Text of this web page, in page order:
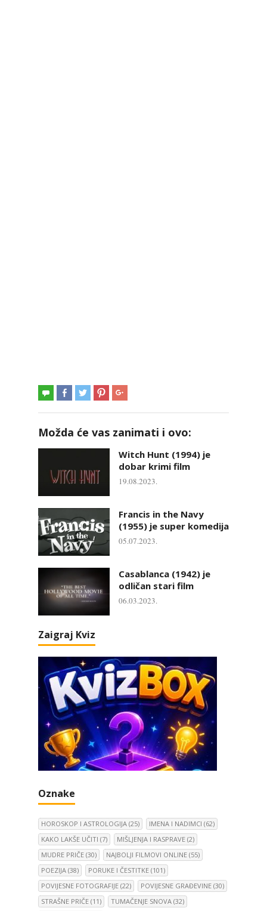
Možda će vas zanimati i ovo:
Witch Hunt (1994) je
dobar krimi film
19.08.2023.
Francis in the Navy
(1955) je super komedija
05.07.2023.
Casablanca (1942) je
odličan stari film
06.03.2023.
Zaigraj Kviz
Oznake
HOROSKOP I ASTROLOGIJA (25) IMENA I NADIMCI (62)
KAKO LAKŠE UČITI (7) MIŠLJENJA I RASPRAVE (2)
MUDRE PRIČE (30) NAJBOLJI FILMOVI ONLINE (55)
POEZIJA (38) PORUKE I ČESTITKE (101)
POVIJESNE FOTOGRAFIJE (22) POVIJESNE GRAĐEVINE (30)
STRAŠNE PRIČE (11) TUMAČENJE SNOVA (32)